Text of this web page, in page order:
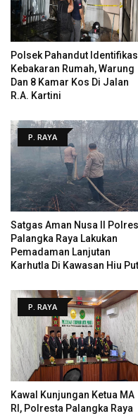
Polsek Pahandut
Kebakaran Rumah, Warung
Dan 8 Kamar Kos Di Jalan
R.A. Kartini
P. RAYA
Satgas Aman Nusa II
Palangka Raya Lakukan
Pemadaman Lanjutan
Karhutla Di Kawasan Hiu
P. RAYA
Kawal Kunjungan Ketua MA
RI, Polresta Palangka Raya